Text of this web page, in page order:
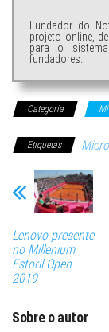
Fundador do
projeto online,
para o
fundadores.
Categoria
Etiquetas
Lenovo presente
no Millenium
Estoril Open
2019
Sobre o autor